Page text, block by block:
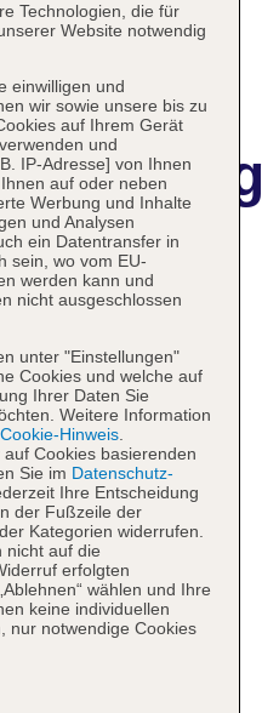
und 100
im
Seite. Die Einrichtung
Technologien, die für
Website notwendig
einwilligen und
wir sowie unsere bis zu
auf Ihrem Gerät
und
IP-Adresse] von Ihnen
auf oder neben
Werbung und Inhalte
und Analysen
ein Datentransfer in
sein, wo vom EU-
werden kann und
nicht ausgeschlossen
unter "Einstellungen"
Cookies und welche auf
Ihrer Daten Sie
Weitere Information
Cookie-Hinweis.
Cookies basierenden
Sie im Datenschutz-
Ihre Entscheidung
der Fußzeile der
Kategorien widerrufen.
nicht auf die
erfolgten
wählen und Ihre
keine individuellen
nur notwendige Cookies